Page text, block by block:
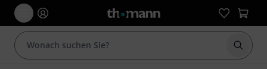
Suche